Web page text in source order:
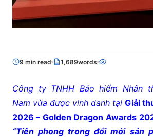
9 min read 1,689words
Công ty TNHH Bảo hiểm Nhân
Nam vừa được vinh danh tại Giải
2026 – Golden Dragon Awards
“Tiên phong trong đổi mới sản